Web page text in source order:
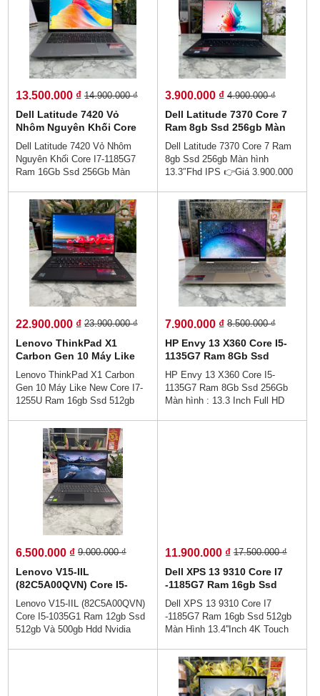
Cước Công Dân (Không Gọi
Người Thân)💻Dòng cao cấp vỏ
nhôm nguyên khối . Mỏng gọn
siêu nhẹ , Tinh tế, đẳng cấp, vp,
giải trí, … chuẩn zin US 100%
Thân)💥Dell XPS 13 9300 Thiết
kế sang trọng trên mọi đường
nét - Hiệu năng mạnh mẻ trên
mọi tác vụ - Màn hình sắc nét -
Âm thanh to rõ sống động.
13.500.000 ₫ 14.900.000 ₫
Dell Latitude 7420 Vỏ
Nhôm Nguyên Khối Core
I7-1185G7 Ram 16Gb Ssd
256Gb Màn Hình 14.0''Inch
Fhd IPS
Dell Latitude 7420 Vỏ Nhôm
Nguyên Khối Core I7-1185G7
Ram 16Gb Ssd 256Gb Màn
13.500.000 vnđ💵💯Trả Góp
Không Cần Trả Trước👉Trả
Góp Dễ Dàng Bằng Căn Cước
Công Dân (Không Gọi Người
Thân)💻Dòng cao cấp vỏ nhôm
nguyên khối . Mỏng gọn siêu
nhẹ , Tinh tế, đẳng cấp, vp, giải
trí, … chuẩn zin US 100%
3.900.000 ₫ 4.900.000 ₫
Dell Latitude 7370 Core 7
Ram 8gb Ssd 256gb Màn
hình 13.3″Fhd IPS
Dell Latitude 7370 Core 7 Ram
8gb Ssd 256gb Màn hình
13.3″Fhd IPS 👉Giá 3.900.000
Trả Góp Ko Cần Trả Trước💻
Dell Latitude 7370 gây ấn tượng
mạnh với người dùng bởi thiết
kế mỏng, nhẹ. Các góc, cạnh
của chiếc laptop này khá vuông
vức, tạo cảm giác vô cùng chắc
chắn, cứng cáp ngay từ cái
nhìn đầu tiên. - Pin Trâu - Siêu
Bền - Siêu Rẻ 👍Loa to, Camera
22.900.000 ₫ 23.900.000 ₫
Lenovo ThinkPad X1
Carbon Gen 10 Máy Like
New Core I7-1255U Ram
16gb Ssd 512gb Màn Hình
14..0''Inch FHD
Lenovo ThinkPad X1 Carbon
Gen 10 Máy Like New Core I7-
1255U Ram 16gb Ssd 512gb
: 22.900.000 vnđ💵💯Trả Góp
Không Cần Trả Trước👉Trả
Góp Dễ Dàng Bằng Căn Cước
Công Dân (Không Gọi Người
Thân)💻💥👉Thiết kế sang trọng
cao cấp - Viền mỏng - Mỏng
nhẹ cho học sinh, nhân viên văn
phòng - hiệu năng hoàn hảo -
Sẵn sàng cho làm việc từ xa -
7.900.000 ₫ 8.500.000 ₫
HP Envy 13 X360 Core I5-
1135G7 Ram 8Gb Ssd
256Gb Màn hình : 13.3 Inch
Full HD Touch Lật Xoay
360 độ
HP Envy 13 X360 Core I5-
1135G7 Ram 8Gb Ssd 256Gb
Màn hình : 13.3 Inch Full HD
6.500.000 ₫ 9.000.000 ₫
Lenovo V15-IIL
(82C5A00QVN) Core I5-
1035G1 Ram 12gb Ssd
512gb Và 500gb Hdd Nvidia
GeForce MX330 2GB Màn
Hình 15.6”Inch Fhd IPS
Lenovo V15-IIL (82C5A00QVN)
Core I5-1035G1 Ram 12gb Ssd
512gb Và 500gb Hdd Nvidia
11.900.000 ₫ 17.500.000 ₫
Dell XPS 13 9310 Core I7
-1185G7 Ram 16gb Ssd
512gb Màn Hình 13.4''Inch
4K Touch
Dell XPS 13 9310 Core I7
-1185G7 Ram 16gb Ssd 512gb
Màn Hình 13.4''Inch 4K Touch
Góp Không Cần Trả Trước👉
Trả Góp Dễ Dàng Bằng Căn
Cước Công Dân (Không Gọi
Người Thân)💻💥💯XPS 13